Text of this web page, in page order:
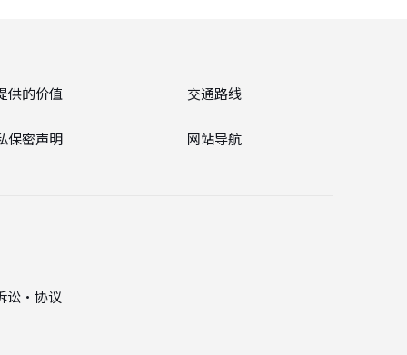
供的价值
保密声明
交通路线
网站导航
讼・协议